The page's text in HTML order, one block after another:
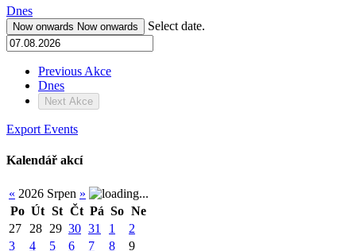
Dnes
Now onwards Now onwards Select date.
Previous Akce
Dnes
Next Akce
Export Events
Kalendář akcí
« 2026 Srpen »
Po Út St Čt Pá So Ne
27 28 29 30 31 1
2
3
4 5 6 7 8
9